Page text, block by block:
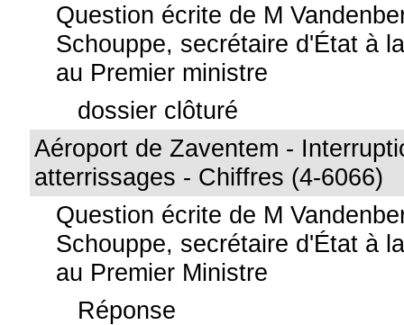
Question écrite de M
Schouppe, secrétaire d'État à
au Premier ministre
dossier clôturé
Aéroport de Zaventem -
atterrissages - Chiffres (4-6066)
Question écrite de M
Schouppe, secrétaire d'État à
au Premier Ministre
Réponse